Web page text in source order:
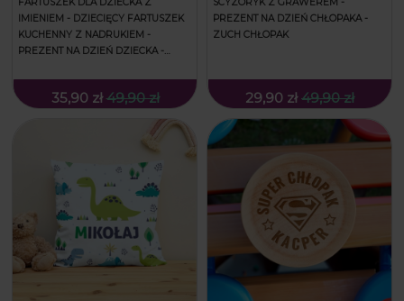
FARTUSZEK DLA DZIECKA Z
IMIENIEM - DZIECIĘCY FARTUSZEK
KUCHENNY Z NADRUKIEM -
PREZENT NA DZIEŃ DZIECKA -
35,90 zł 49,90 zł
SCYZORYK Z GRAWEREM -
PREZENT NA DZIEŃ CHŁOPAKA -
ZUCH CHŁOPAK
29,90 zł 49,90 zł